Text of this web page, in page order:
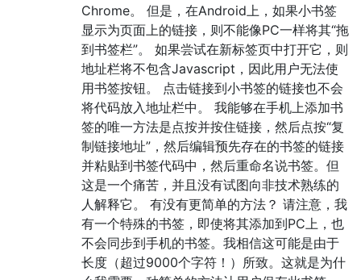
Chrome。 但是，在Android上，如果小书签
显示为页面上的链接，则不能像PC一样将其“拖
到书签栏”。 如果尝试在新标签页中打开它，则
地址栏将不包含Javascript，因此用户无法使
用书签按钮。 点击链接到小书签的链接也不会
将代码放入地址栏中。 我能够在手机上添加书
签的唯一方法是点按并按住链接，然后点按“复
制链接地址”，然后编辑预先存在的书签的链接
并粘贴到书签代码中，然后重命名说书签。但
这是一个痛苦，并且没有试图向非技术熟练的
人解释它。 有没有更简单的方法？ 请注意，我
有一个特殊的书签，即使将其添加到PC上，也
不会同步到手机的书签。我相信这可能是由于
长度（超过9000个字符！）所致。这就是为什